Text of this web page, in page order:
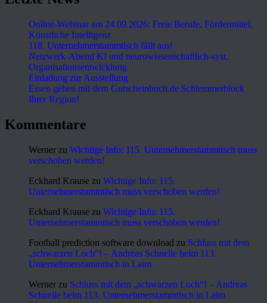
Online-Webinar am 24.09.2026: Freie Berufe, Fördermittel,
Künstliche Intelligenz
118. Unternehmerstammtisch fällt aus!
Netzwerk-Abend KI und neurowissenschaftlich-syst.
Organisationsentwicklung
Einladung zur Ausstellung
Essen gehen mit dem Gutscheinbuch.de Schlemmerblock
Ihrer Region!
Kommentare
Werner zu Wichtige Info: 115. Unternehmerstammtisch muss
verschoben werden!
Eckhard Krause zu Wichtige Info: 115.
Unternehmerstammtisch muss verschoben werden!
Eckhard Krause zu Wichtige Info: 115.
Unternehmerstammtisch muss verschoben werden!
Football prediction software download zu Schluss mit dem
„schwarzen Loch“! – Andreas Schnelle beim 113.
Unternehmerstammtisch in Laim
Werner zu Schluss mit dem „schwarzen Loch“! – Andreas
Schnelle beim 113. Unternehmerstammtisch in Laim